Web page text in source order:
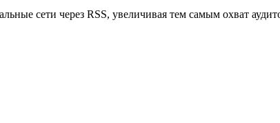
сети через RSS, увеличивая тем самым охват